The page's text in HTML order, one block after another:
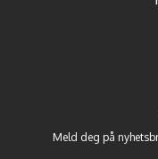
Meld deg på